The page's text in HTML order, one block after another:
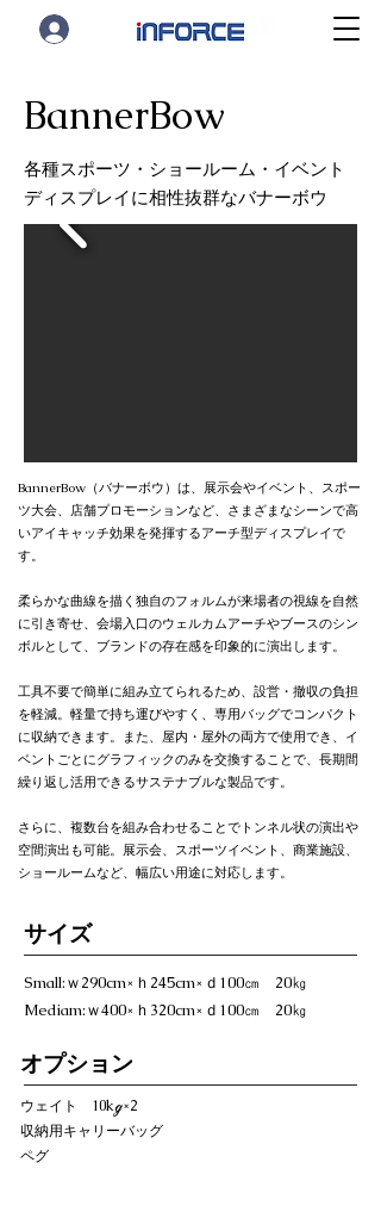
BannerBow
各種スポーツ・ショールーム・イベント
ディスプレイに相性抜群なバナーボウ
BannerBow（バナーボウ）は、展示会やイベント、スポー
ツ大会、店舗プロモーションなど、さまざまなシーンで高
いアイキャッチ効果を発揮するアーチ型ディスプレイで
す。
柔らかな曲線を描く独自のフォルムが来場者の視線を自然
に引き寄せ、会場入口のウェルカムアーチやブースのシン
ボルとして、ブランドの存在感を印象的に演出します。
工具不要で簡単に組み立てられるため、設営・撤収の負担
を軽減。軽量で持ち運びやすく、専用バッグでコンパクト
に収納できます。また、屋内・屋外の両方で使用でき、イ
ベントごとにグラフィックのみを交換することで、長期間
繰り返し活用できるサステナブルな製品です。
さらに、複数台を組み合わせることでトンネル状の演出や
空間演出も可能。展示会、スポーツイベント、商業施設、
ショールームなど、幅広い用途に対応します。
​サイズ
Small:ｗ290cm×ｈ245cm×ｄ100㎝ 20㎏
Mediam:ｗ400×ｈ320cm×ｄ100㎝ 20㎏
オプション
ウェイト 10kℊ×2
収納用キャリーバッグ
ペグ